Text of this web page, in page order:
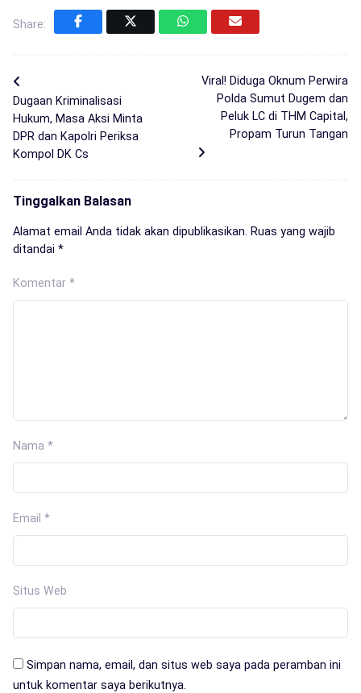
Share:
Dugaan Kriminalisasi
Hukum, Masa Aksi Minta
DPR dan Kapolri Periksa
Kompol DK Cs
Viral! Diduga Oknum Perwira
Polda Sumut Dugem dan
Peluk LC di THM Capital,
Propam Turun Tangan
Tinggalkan Balasan
Alamat email Anda tidak akan dipublikasikan. Ruas yang wajib
ditandai *
Komentar *
Nama *
Email *
Situs Web
Simpan nama, email, dan situs web saya pada peramban ini
untuk komentar saya berikutnya.